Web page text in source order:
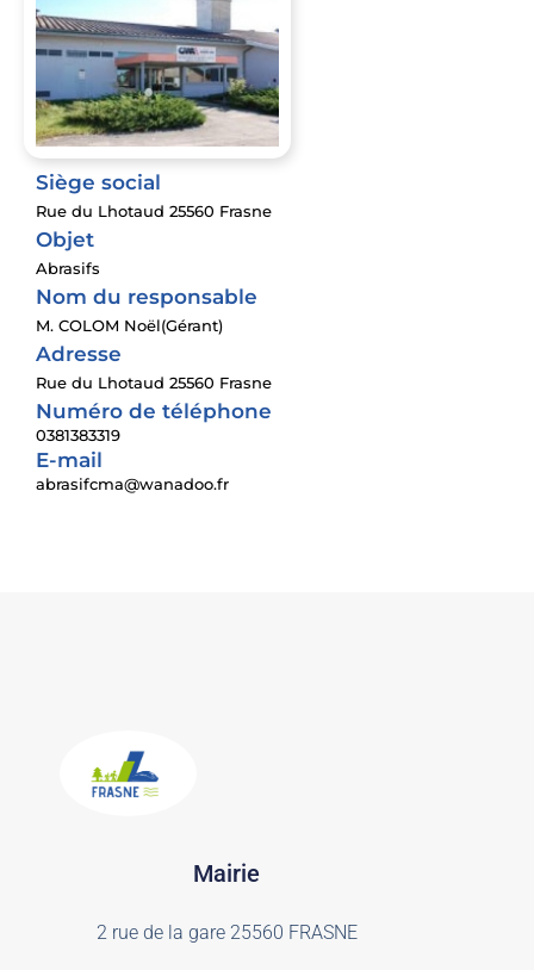
Siège social
Rue du Lhotaud 25560 Frasne
Objet
Abrasifs
Nom du responsable
M. COLOM Noël(Gérant)
Adresse
Rue du Lhotaud 25560 Frasne
Numéro de téléphone
0381383319
E-mail
abrasifcma@wanadoo.fr
Mairie
2 rue de la gare 25560 FRASNE